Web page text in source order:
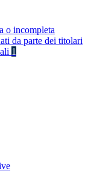
o incompleta
da parte dei titolari
1